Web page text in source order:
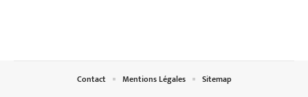
Contact Mentions Légales Sitemap